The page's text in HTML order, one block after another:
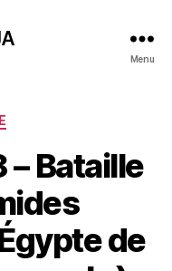
Menu
– Bataille
de